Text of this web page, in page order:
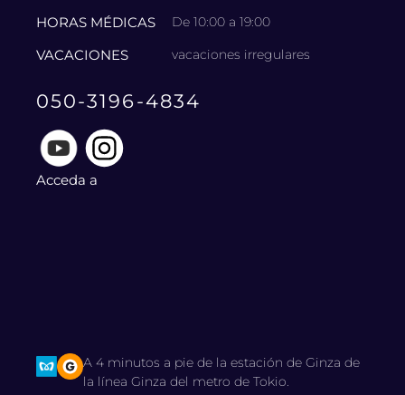
HORAS MÉDICAS De 10:00 a 19:00
VACACIONES vacaciones irregulares
050-3196-4834
Acceda a
A 4 minutos a pie de la estación de Ginza de
la línea Ginza del metro de Tokio.